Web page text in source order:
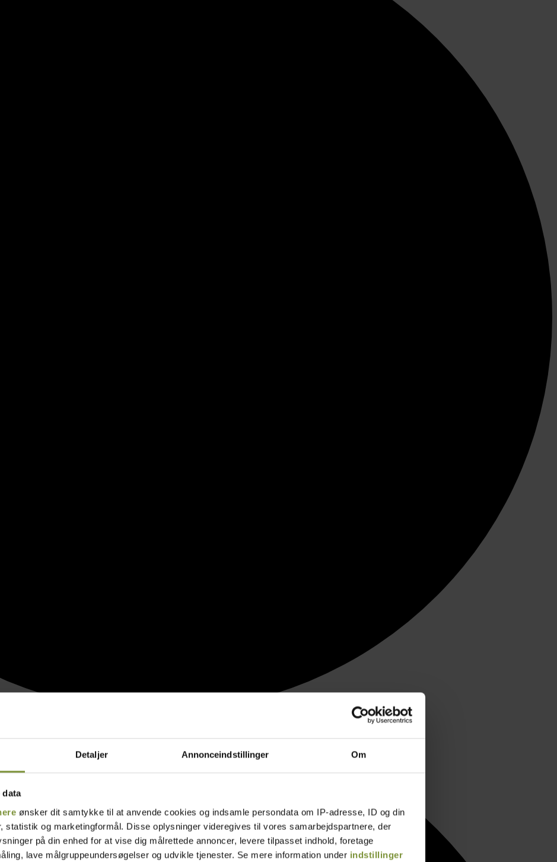
Detaljer Annonceindstillinger Om
data
ønsker dit samtykke til at anvende cookies og indsamle persondata om IP-adresse, ID og din
statistik og marketingformål. Disse oplysninger videregives til vores samarbejdspartnere, der
på din enhed for at vise dig målrettede annoncer, levere tilpasset indhold, foretage
lave målgruppeundersøgelser og udvikle tjenester. Se mere information under indstillinger